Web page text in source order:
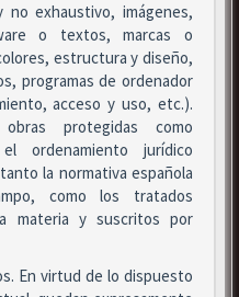
exhaustivo, imágenes,
o textos, marcas o
estructura y diseño,
programas de ordenador
acceso y uso, etc.).
protegidas como
ordenamiento jurídico
la normativa española
como los tratados
materia y suscritos por
En virtud de lo dispuesto